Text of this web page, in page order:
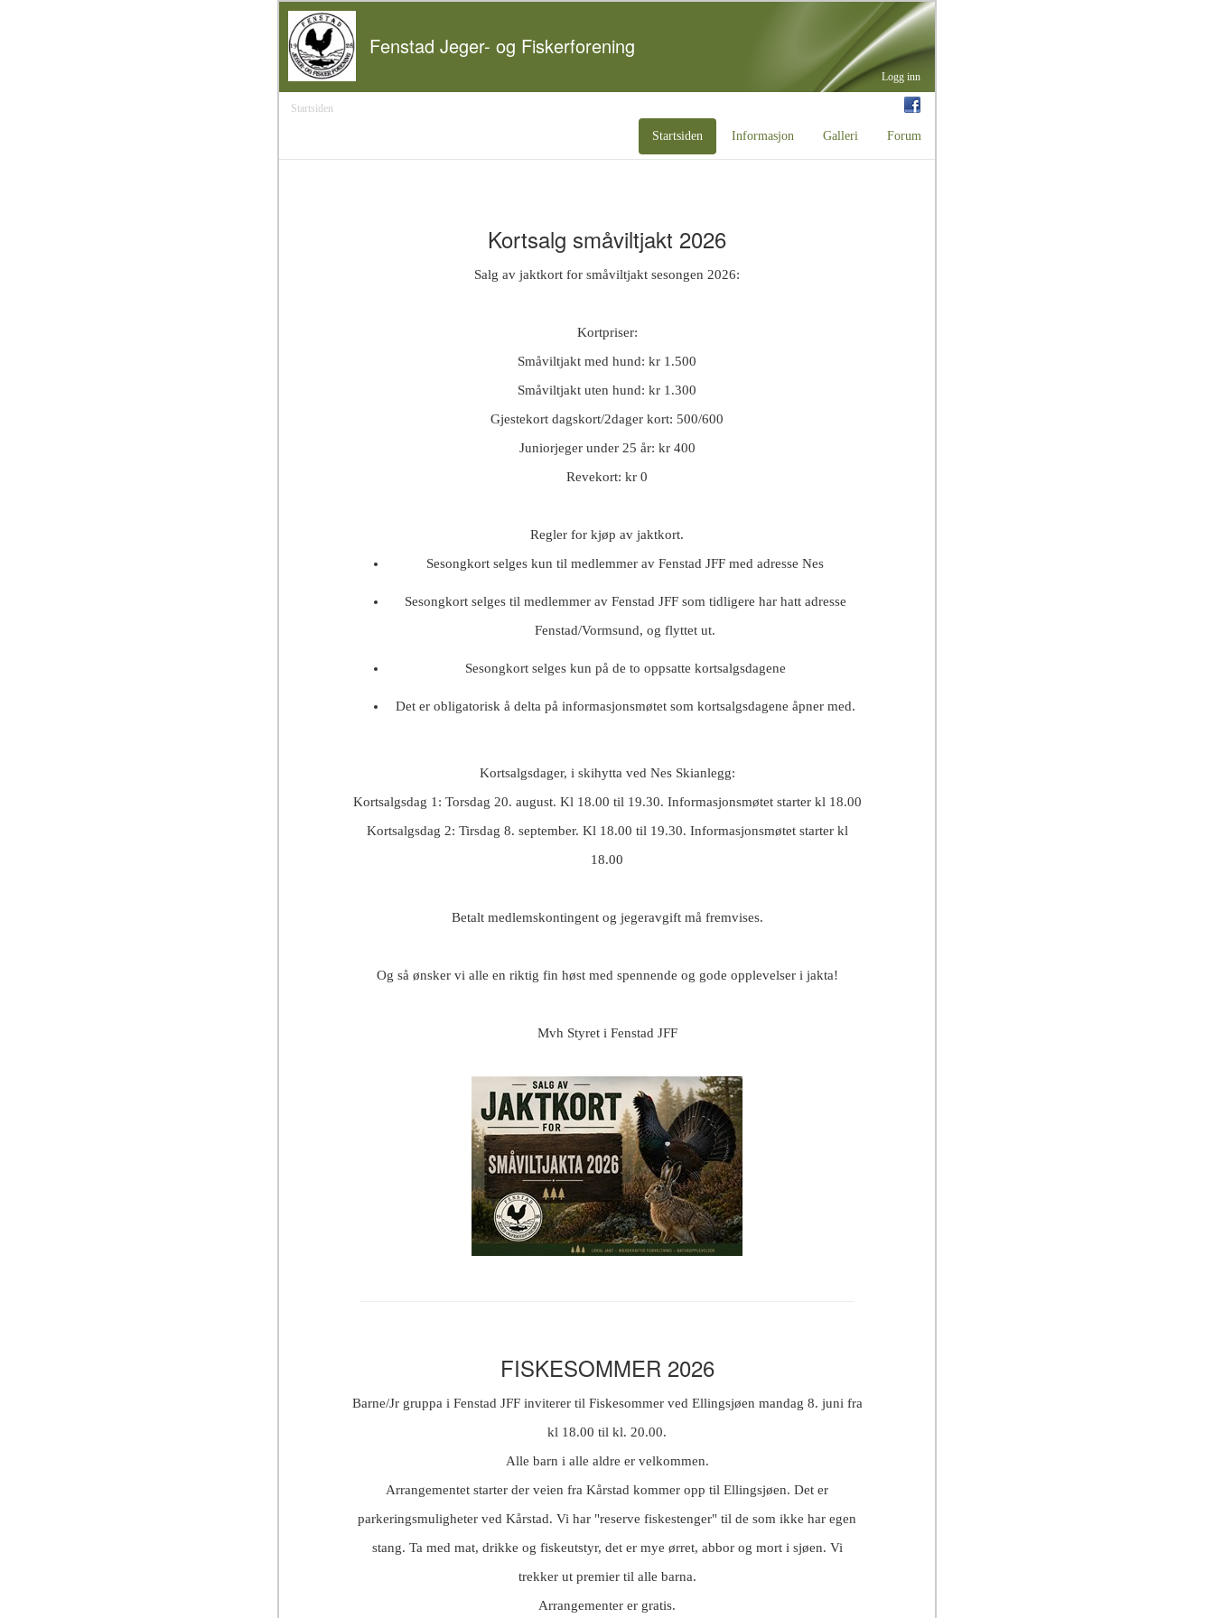
Fenstad Jeger- og Fiskerforening
Startsiden
Startsiden Informasjon Galleri Forum
Kortsalg småviltjakt 2026
Salg av jaktkort for småviltjakt sesongen 2026:
Kortpriser:
Småviltjakt med hund: kr 1.500
Småviltjakt uten hund: kr 1.300
Gjestekort dagskort/2dager kort: 500/600
Juniorjeger under 25 år: kr 400
Revekort: kr 0
Regler for kjøp av jaktkort.
Sesongkort selges kun til medlemmer av Fenstad JFF med adresse Nes
Sesongkort selges til medlemmer av Fenstad JFF som tidligere har hatt adresse
Fenstad/Vormsund, og flyttet ut.
Sesongkort selges kun på de to oppsatte kortsalgsdagene
Det er obligatorisk å delta på informasjonsmøtet som kortsalgsdagene åpner med.
Kortsalgsdager, i skihytta ved Nes Skianlegg:
Kortsalgsdag 1: Torsdag 20. august. Kl 18.00 til 19.30. Informasjonsmøtet starter kl 18.00
Kortsalgsdag 2: Tirsdag 8. september. Kl 18.00 til 19.30. Informasjonsmøtet starter kl
18.00
Betalt medlemskontingent og jegeravgift må fremvises.
Og så ønsker vi alle en riktig fin høst med spennende og gode opplevelser i jakta!
Mvh Styret i Fenstad JFF
FISKESOMMER 2026
Barne/Jr gruppa i Fenstad JFF inviterer til Fiskesommerved Ellingsjøen mandag 8. juni fra
kl 18.00 til kl. 20.00.
Alle barn i alle aldre er velkommen.
Arrangementet starter der veien fra Kårstad kommer opp til Ellingsjøen. Det er
parkeringsmuligheter ved Kårstad. Vi har "reserve fiskestenger" til de som ikke har egen
stang. Ta med mat, drikke og fiskeutstyr, det er mye ørret, abbor og mort i sjøen. Vi
trekker ut premier til alle barna.
Arrangementer er gratis.